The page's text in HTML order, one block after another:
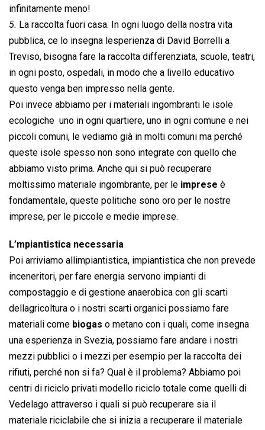
infinitamente meno!
5. La raccolta fuori casa. In ogni luogo della nostra vita
pubblica, ce lo insegna lesperienza di David Borrelli a
Treviso, bisogna fare la raccolta differenziata, scuole, teatri,
in ogni posto, ospedali, in modo che a livello educativo
questo venga ben impresso nella gente.
Poi invece abbiamo per i materiali ingombranti le isole
ecologiche uno in ogni quartiere, uno in ogni comune e nei
piccoli comuni, le vediamo già in molti comuni ma perché
queste isole spesso non sono integrate con quello che
abbiamo visto prima. Anche qui si può recuperare
moltissimo materiale ingombrante, per le imprese è
fondamentale, queste politiche sono oro per le nostre
imprese, per le piccole e medie imprese.
L’mpiantistica necessaria
Poi arriviamo allimpiantistica, impiantistica che non prevede
inceneritori, per fare energia servono impianti di
compostaggio e di gestione anaerobica con gli scarti
dellagricoltura o i nostri scarti organici possiamo fare
materiali come biogas o metano con i quali, come insegna
una esperienza in Svezia, possiamo fare andare i nostri
mezzi pubblici o i mezzi per esempio per la raccolta dei
rifiuti, perché non si fa? Qual è il problema? Abbiamo poi
centri di riciclo privati modello riciclo totale come quelli di
Vedelago attraverso i quali si può recuperare sia il
materiale riciclabile che si inizia a recuperare il materiale